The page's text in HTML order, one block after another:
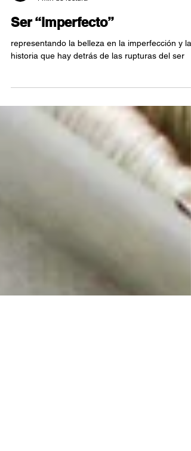
Penélope Haro
4 min de lectura
Ser “imperfecto”
representando la belleza en la imperfección y la